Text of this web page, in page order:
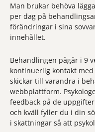
Man brukar behöva
per dag på
förändringar i sina
innehållet.
Behandlingen pågår i 9
kontinuerlig kontakt
skickar till varandra i
webbplattform.
feedback på de
och kväll fyller du i din
i skattningar så att